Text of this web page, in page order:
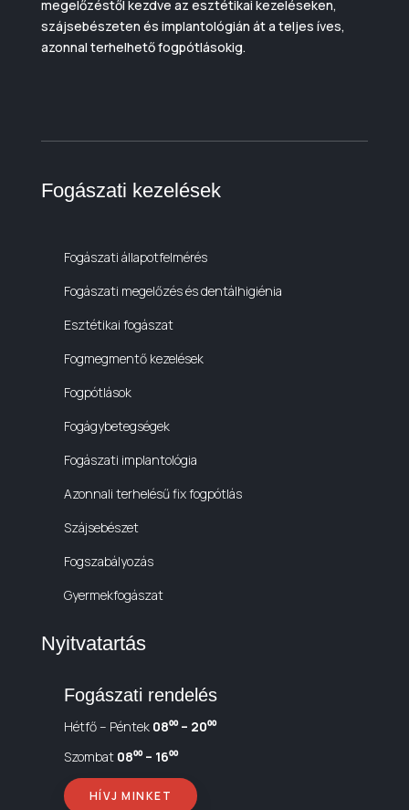
megelőzéstől kezdve az esztétikai kezeléseken,
szájsebészeten és implantológián át a teljes íves,
azonnal terhelhető fogpótlásokig.
Fogászati kezelések
Fogászati állapotfelmérés
Fogászati megelőzés és dentálhigiénia
Esztétikai fogászat
Fogmegmentő kezelések
Fogpótlások
Fogágybetegségek
Fogászati implantológia
Azonnali terhelésű fix fogpótlás
Szájsebészet
Fogszabályozás
Gyermekfogászat
Nyitvatartás
Fogászati rendelés
Hétfő – Péntek 08⁰⁰ – 20⁰⁰
Szombat 08⁰⁰ – 16⁰⁰
HÍVJ MINKET